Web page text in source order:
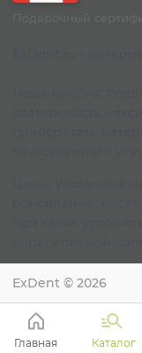
ExDent © 2026
Главная Каталог